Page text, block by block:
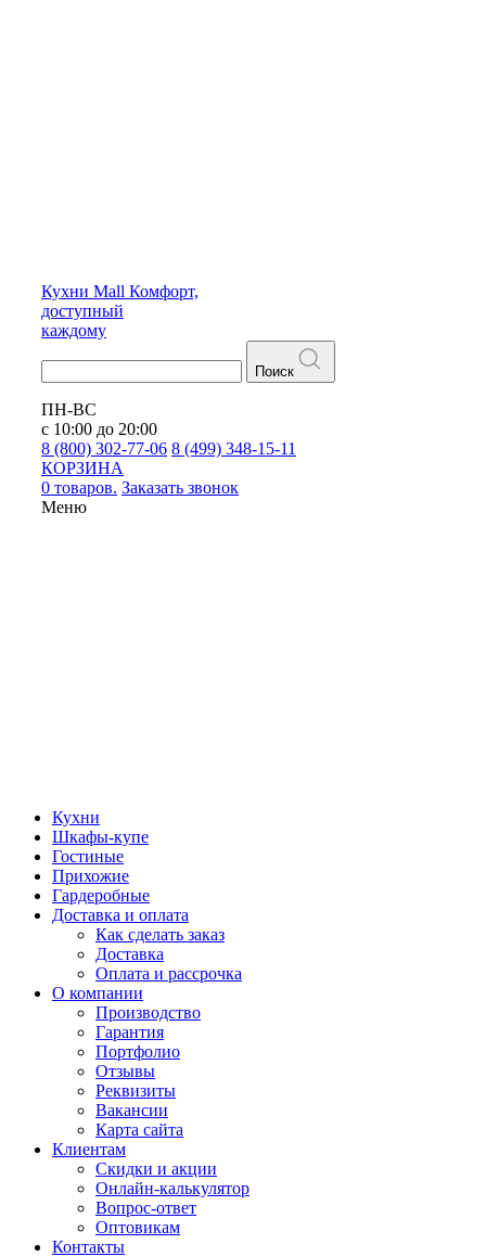
Кухни Mall Комфорт,
доступный
каждому
Поиск
ПН-ВС
с 10:00 до 20:00
8 (800) 302-77-06 8 (499) 348-15-11
КОРЗИНА
0 товаров. Заказать звонок
Меню
Кухни
Шкафы-купе
Гостиные
Прихожие
Гардеробные
Доставка и оплата
Как сделать заказ
Доставка
Оплата и рассрочка
О компании
Производство
Гарантия
Портфолио
Отзывы
Реквизиты
Вакансии
Карта сайта
Клиентам
Скидки и акции
Онлайн-калькулятор
Вопрос-ответ
Оптовикам
Контакты